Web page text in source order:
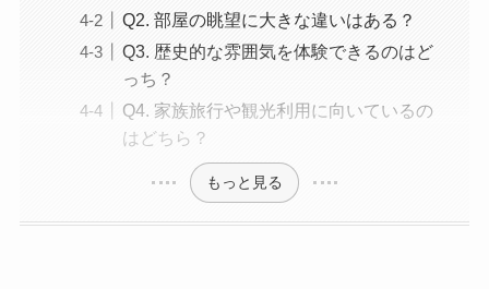
Q2. 部屋の眺望に大きな違いはある？
Q3. 歴史的な雰囲気を体験できるのはど
っち？
Q4. 家族旅行や観光利用に向いているの
はどちら？
もっと見る